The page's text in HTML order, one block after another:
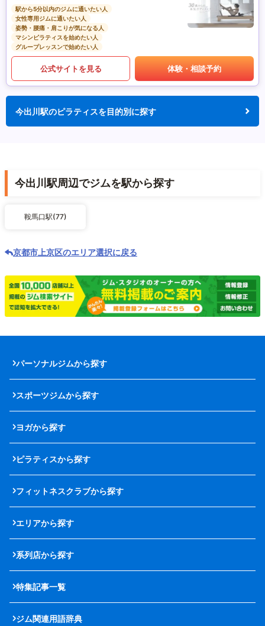
駅から5分以内のジムに通いたい人
女性専用ジムに通いたい人
姿勢・腰痛・肩こりが気になる人
マシンピラティスを始めたい人
グループレッスンで始めたい人
公式サイトを見る 体験・相談予約
今出川駅のピラティスを目的別に探す
今出川駅周辺でジムを駅から探す
鞍馬口駅(77)
京都市上京区のエリア選択に戻る
パーソナルジムから探す
スポーツジムから探す
ヨガから探す
ピラティスから探す
フィットネスクラブから探す
エリアから探す
系列店から探す
特集記事一覧
ジム関連用語辞典